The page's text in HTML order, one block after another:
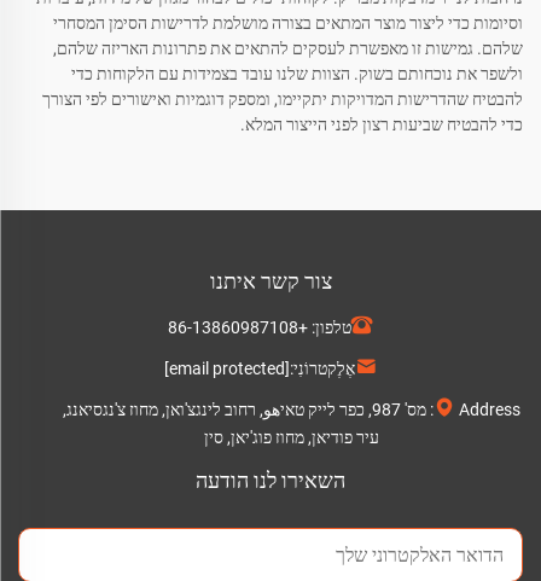
וסיומות כדי ליצור מוצר המתאים בצורה מושלמת לדרישות הסימן המסחרי
שלהם. גמישות זו מאפשרת לעסקים להתאים את פתרונות האריזה שלהם,
ולשפר את נוכחותם בשוק. הצוות שלנו עובד בצמידות עם הלקוחות כדי
להבטיח שהדרישות המדויקות יתקיימו, ומספק דוגמיות ואישורים לפי הצורך
כדי להבטיח שביעות רצון לפני הייצור המלא.
צור קשר איתנו
טלפון: +86-13860987108
אֶלֶקטרוֹנִי:[email protected]
Address: מס' 987, כפר לייק טאיهو, רחוב לינגצ'ואן, מחוז צ'נגסיאנג,
עיר פודיאן, מחוז פוג'יאן, סין
השאירו לנו הודעה